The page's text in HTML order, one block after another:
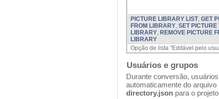
PICTURE LIBRARY LIST, GET
FROM LIBRARY, SET PICTURE
LIBRARY, REMOVE PICTURE
LIBRARY
Opção de lista "Editável pelo
Usuários e grupos
Durante conversão,
automaticamente do
directory.json para o